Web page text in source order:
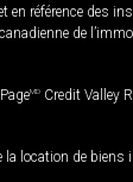
référence des
de
MD Credit Valley
location de